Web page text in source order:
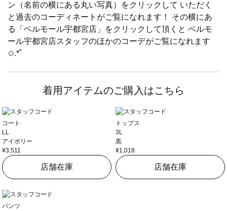
ン（名前の横にある丸い写真）をクリックして いただく
と過去のコーディネートがご覧になれます！ その横にあ
る「ベルモール宇都宮店」をクリックして頂くと ベルモ
ール宇都宮店スタッフのほかのコーデがご覧になれます
✩.*˚
着用アイテムのご購入はこちら
コート
LL
アイボリー
¥3,511
店舗在庫
トップス
3L
黒
¥1,018
店舗在庫
パンツ